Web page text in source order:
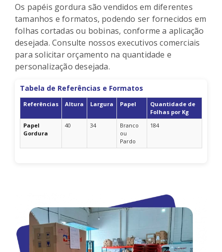
Os papéis gordura são vendidos em diferentes
tamanhos e formatos, podendo ser fornecidos em
folhas cortadas ou bobinas, conforme a aplicação
desejada. Consulte nossos executivos comerciais
para solicitar orçamento na quantidade e
personalização desejada.
Tabela de Referências e Formatos
Referências Altura Largura Papel
Quantidade de
Folhas por Kg
Papel
Gordura
40 34
Branco
ou
Pardo
184